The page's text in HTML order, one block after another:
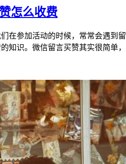
怎么收费
在参加活动的时候，常常会遇
知识。微信留言买赞其实很简单